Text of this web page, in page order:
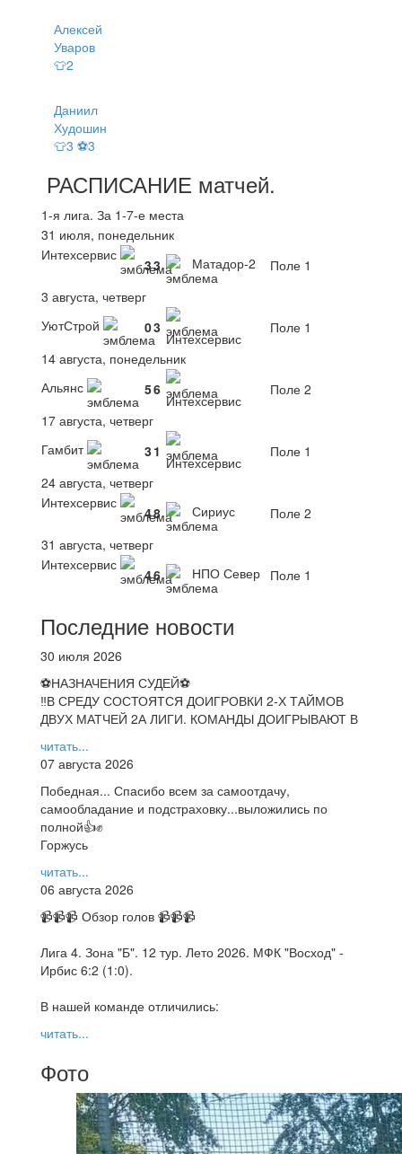
Алексей
Уваров
👕2
Даниил
Худошин
👕3 ⚽3
РАСПИСАНИЕ матчей.
1-я лига. За 1-7-е места
31 июля, понедельник
Интехсервис
33 Матадор-2
Поле 1
3 августа, четверг
УютСтрой
03
Интехсервис
Поле 1
14 августа, понедельник
Альянс
56
Интехсервис
Поле 2
17 августа, четверг
Гамбит
31
Интехсервис
Поле 1
24 августа, четверг
Интехсервис
48 Сириус
Поле 2
31 августа, четверг
Интехсервис
46 НПО Север Поле 1
Последние новости
30 июля 2026
⚽НАЗНАЧЕНИЯ СУДЕЙ⚽
‼В СРЕДУ СОСТОЯТСЯ ДОИГРОВКИ 2-Х ТАЙМОВ
ДВУХ МАТЧЕЙ 2А ЛИГИ. КОМАНДЫ ДОИГРЫВАЮТ В
читать...
07 августа 2026
Победная... Спасибо всем за самоотдачу,
самообладание и подстраховку...выложились по
полной👍✊
Горжусь
читать...
06 августа 2026
📹📹📹 Обзор голов 📹📹📹
Лига 4. Зона "Б". 12 тур. Лето 2026. МФК "Восход" -
Ирбис 6:2 (1:0).
В нашей команде отличились:
читать...
Фото